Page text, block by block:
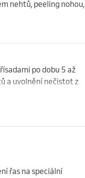
nehtů, peeling nohou,
po dobu 5 až
a uvolnění nečistot z
řas na speciální